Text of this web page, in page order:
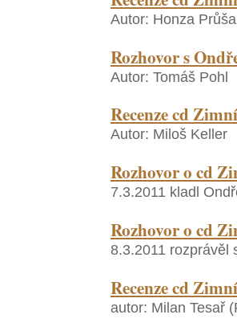
Autor: Honza Průša
Rozhovor s
Autor: Tomáš Pohl
Recenze cd
Autor: Miloš Keller
Rozhovor o cd
7.3.2011 kladl
Rozhovor o cd
8.3.2011 rozprávěl
Recenze cd
autor: Milan Tesař